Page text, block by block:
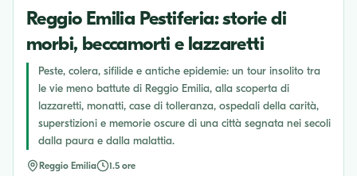
Reggio Emilia Pestiferia: storie di
morbi, beccamorti e lazzaretti
Peste, colera, sifilide e antiche epidemie: un tour insolito tra
le vie meno battute di Reggio Emilia, alla scoperta di
lazzaretti, monatti, case di tolleranza, ospedali della carità,
superstizioni e memorie oscure di una città segnata nei secoli
dalla paura e dalla malattia.
Reggio Emilia 1.5 ore